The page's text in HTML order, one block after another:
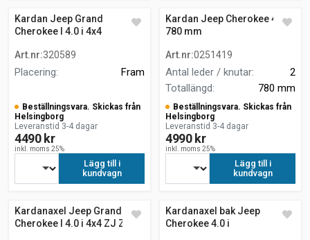
Kardan Jeep Grand
Cherokee I 4.0 i 4x4
GESCHLOSSEN
Art.nr:320589
Placering: Fram
Beställningsvara. Skickas från
Helsingborg
Leveranstid 3-4 dagar
4490 kr
inkl. moms 25%
Lägg till i
kundvagn
Kardan Jeep Cherokee 4.0 i
780 mm
Art.nr:0251419
Antal leder / knutar:
2
Totallängd: 780 mm
Beställningsvara. Skickas från
Helsingborg
Leveranstid 3-4 dagar
4990 kr
inkl. moms 25%
Lägg till i
kundvagn
Kardanaxel Jeep Grand
Cherokee I 4.0 i 4x4 ZJ ZG
Kardanaxel bak Jeep
Cherokee 4.0 i